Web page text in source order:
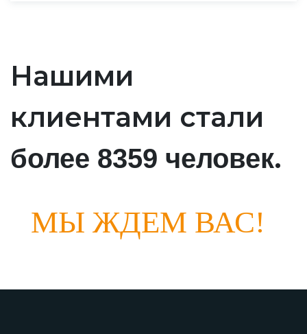
Нашими
клиентами стали
более 8359 человек.
МЫ ЖДЕМ ВАС!